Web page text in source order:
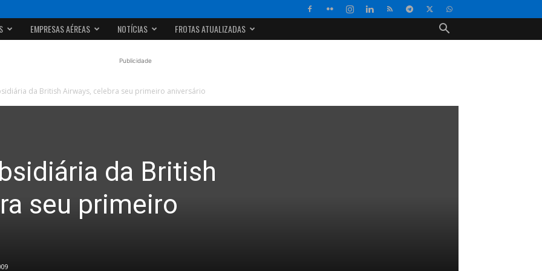
EMPRESAS AÉREAS NOTÍCIAS FROTAS ATUALIZADAS
Publicidade
da British Airways, celebra seu primeiro aniversário
da British
seu primeiro